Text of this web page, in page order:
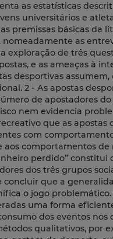
as estatísticas
universitários e
premissas básicas da
as
exploração de três
e as ameaças à
desportivas
2 - As apostas
de apostadores
nem evidencia
que as apostas
com
comportamentos de
perdido”
dos três grupos
concluir que a
o jogo
uma forma
dos eventos
qualitativos, por